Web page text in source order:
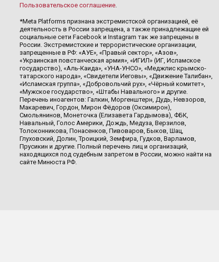
Пользовательское соглашение.
*Meta Platforms признана экстремистской организацией, её
деятельность в России запрещена, а также принадлежащие ей
социальные сети Facebook и Instagram так же запрещены в
России. Экстремистские и террористические организации,
запрещенные в РФ: «АУЕ», «Правый сектор», «Азов»,
«Украинская повстанческая армия», «ИГИЛ» (ИГ, Исламское
государство), «Аль-Каида», «УНА-УНСО», «Меджлис крымско-
татарского народа», «Свидетели Иеговы», «Движение Талибан»,
«Исламская группа», «Добровольчий рух», «Чёрный комитет»,
«Мужское государство», «Штабы Навального» и другие.
Перечень иноагентов: Галкин, Моргенштерн, Дудь, Невзоров,
Макаревич, Гордон, Мирон Фёдоров (Оксимирон),
Смольянинов, Монеточка (Елизавета Гардымова), ФБК,
Навальный, Голос Америки, Дождь, Медуза, Верзилов,
Толоконникова, Понасенков, Пивоваров, Быков, Шац,
Глуховский, Долин, Троицкий, Земфира, Гудков, Варламов,
Прусикин и другие. Полный перечень лиц и организаций,
находящихся под судебным запретом в России, можно найти на
сайте Минюста РФ.